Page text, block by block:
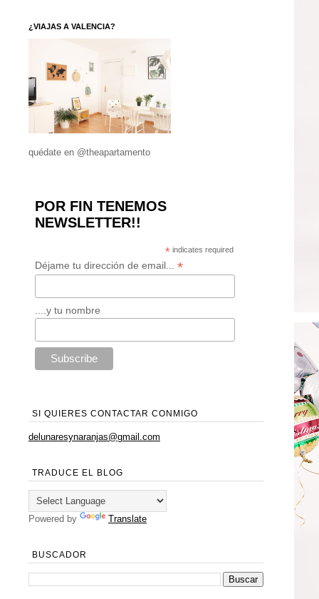
¿VIAJAS A VALENCIA?
quédate en @theapartamento
POR FIN TENEMOS
NEWSLETTER!!
* indicates required
Déjame tu dirección de email... *
....y tu nombre
SI QUIERES CONTACTAR CONMIGO
delunaresynaranjas@gmail.com
TRADUCE EL BLOG
Powered by Translate
BUSCADOR